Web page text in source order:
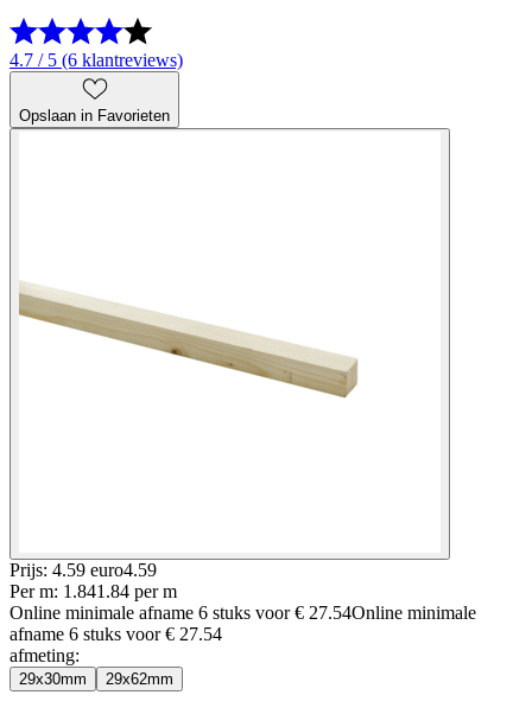
4.7 / 5 (6 klantreviews)
Opslaan in Favorieten
Prijs: 4.59 euro4.59
Per m: 1.841.84 per m
Online minimale afname 6 stuks voor€ 27.54Online minimale
afname 6 stuks voor€ 27.54
afmeting:
29x30mm 29x62mm